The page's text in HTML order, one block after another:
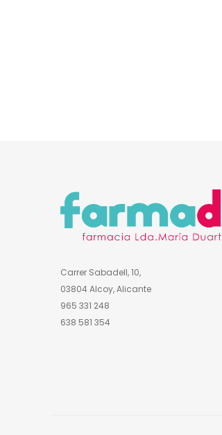
Carrer Sabadell, 10,
03804 Alcoy, Alicante
965 331 248
638 581 354